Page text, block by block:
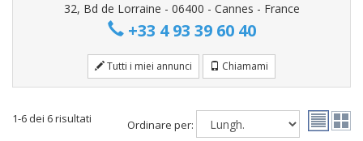
32, Bd de Lorraine - 06400 - Cannes - France
+33 4 93 39 60 40
Tutti i miei annunci Chiamami
1-6 dei 6 risultati Ordinare per: